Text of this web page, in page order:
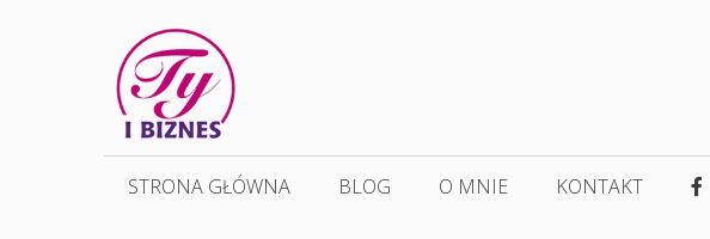
STRONA GŁÓWNA BLOG O MNIE KONTAKT